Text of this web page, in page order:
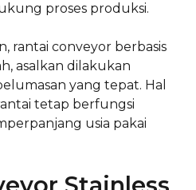
proses produksi.
rantai conveyor berbasis
asalkan dilakukan
yang tepat. Hal
tetap berfungsi
usia pakai